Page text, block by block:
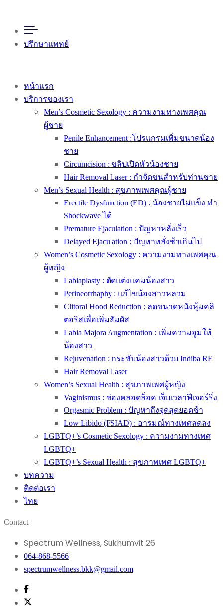
ปรึกษาแพทย์
หน้าแรก
บริการของเรา
Men’s Cosmetic Sexology : ความงามทางเพศคุณ
ผู้ชาย
Penile Enhancement :โปรแกรมเพิ่มขนาดน้อง
ชาย
Circumcision : ขลิปเปิดหัวน้องชาย
Hair Removal Laser : กำจัดขนสำหรับท่านชาย
Men’s Sexual Health : สุขภาพเพศคุณผู้ชาย
Erectile Dysfunction (ED) : น้องชายไม่แข็ง ทำ
Shockwave ได้
Premature Ejaculation : ปัญหาหลั่งเร็ว
Delayed Ejaculation : ปัญหาหลั่งช้าเกินไป
Women’s Cosmetic Sexology : ความงามทางเพศคุณ
ผู้หญิง
Labiaplasty : ตัดแต่งแคมน้องสาว
Perineorrhaphy : แก้ไขน้องสาวหลวม
Clitoral Hood Reduction : ลดขนาดหนังหุ้มคลิ
ตอริสเพื่อเพิ่มสัมผัส
Labia Majora Augmentation : เพิ่มความอูมให้
น้องสาว
Rejuvenation : กระชับน้องสาวด้วย Indiba RF
Hair Removal Laser
Women’s Sexual Health : สุขภาพเพศผู้หญิง
Vaginismus : ช่องคลอดล็อค เจ็บเวลาฟีเจอร์ริ่ง
Orgasmic Problem : ปัญหาถึงจุดสุดยอดช้า
Low Libido (FSIAD) : อารมณ์ทางเพศลดลง
LGBTQ+’s Cosmetic Sexology : ความงามทางเพศ
LGBTQ+
LGBTQ+’s Sexual Health : สุขภาพเพศ LGBTQ+
บทความ
ติดต่อเรา
ไทย
Contact
Spectrum Wellness, Sukhumvit 26
064-868-5566
spectrumwellness.bkk@gmail.com